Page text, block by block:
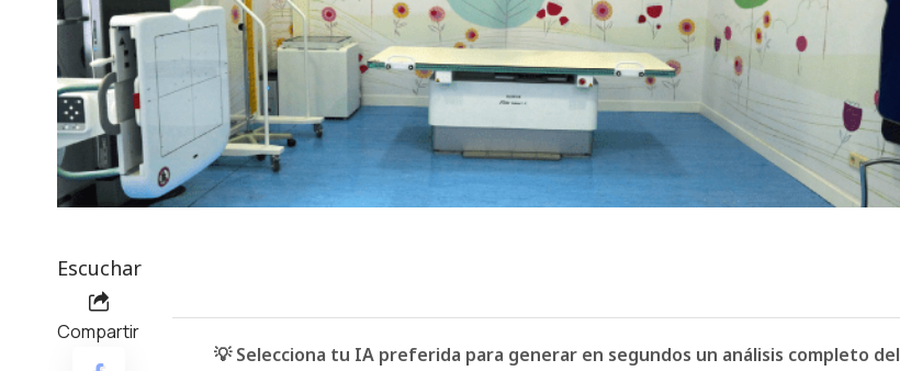
Escuchar
Compartir
💡 Selecciona tu IA preferida para generar en segundos un análisis completo del